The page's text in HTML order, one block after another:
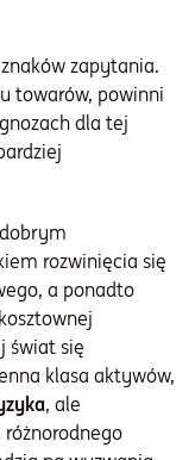
zapytania.
towarów, powinni
dla tej
rozwinięcia się
a ponadto
świat się
klasa aktywów,
, ale